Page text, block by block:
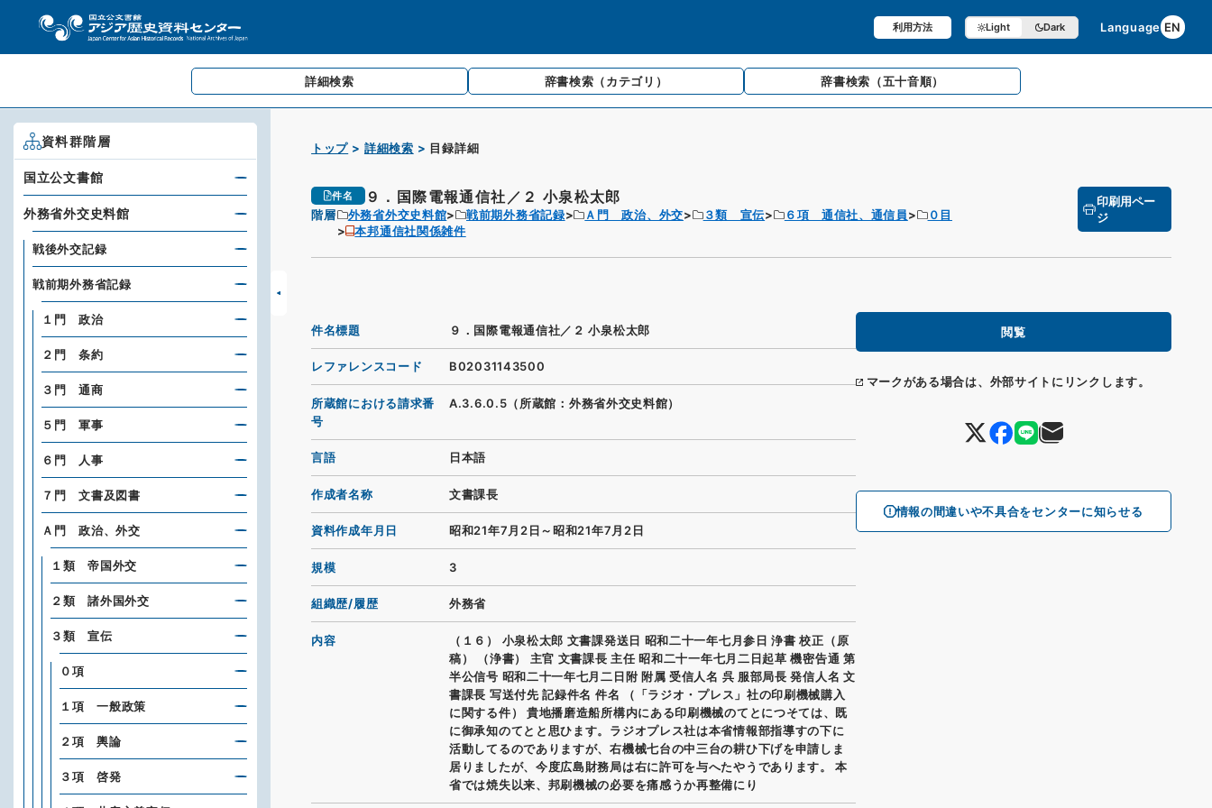
利用方法 Light Dark Language EN
詳細検索 辞書検索 （カテゴリ） 辞書検索 （五十音順）
トップ 詳細検索 目録詳細
件名 ９．国際電報通信社／２ 小泉松太郎
階層 外務省外交史料館 戦前期外務省記録 Ａ門 政治、外交 ３類 宣伝 ６項 通信社、通信員
０目
本邦通信社関係雑件
印刷用ペー
ジ
閲覧
マークがある場合は、外部サイトにリンクします。
情報の間違いや不具合をセンターに知らせる
件名標題 ９．国際電報通信社／２ 小泉松太郎
レファレンスコード B02031143500
所蔵館における請求番
号
A.3.6.0.5（所蔵館：外務省外交史料館）
言語 日本語
作成者名称 文書課長
資料作成年月日 昭和21年7月2日～昭和21年7月2日
規模 3
組織歴/履歴 外務省
内容
（１６） 小泉松太郎 文書課発送日 昭和二十一年七月参日 浄書 校正（原
稿） （浄書） 主官 文書課長 主任 昭和二十一年七月二日起草 機密告通 第
半公信号 昭和二十一年七月二日附 附属 受信人名 呉 服部局長 発信人名 文
書課長 写送付先 記録件名 件名 （「ラジオ・プレス」社の印刷機械購入
に関する件） 貴地播磨造船所構内にある印刷機械のてとにつそては、既
に御承知のてとと思ひます。ラジオプレス社は本省情報部指導すの下に
活動してるのでありますが、右機械七台の中三台の耕ひ下げを申請しま
居りましたが、今度広島財務局は右に許可を与へたやうであります。 本
省では焼失以来、邦刷機械の必要を痛感うか再整備にり
資料群階層
国立公文書館
外務省外交史料館
戦後外交記録
戦前期外務省記録
１門 政治
２門 条約
３門 通商
５門 軍事
６門 人事
７門 文書及図書
Ａ門 政治、外交
１類 帝国外交
２類 諸外国外交
３類 宣伝
０項
１項 一般政策
２項 輿論
３項 啓発